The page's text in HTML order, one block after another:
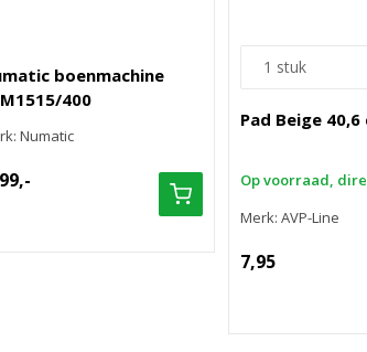
boenmachine
400
Numatic
Pad Beige
Op voorraad,
Merk: AVP-Line
7,95